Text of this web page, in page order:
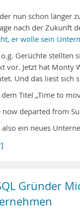
nun schon länger
nach der Zukunft
er wolle sein
o.g. Gerüchte stellten
vor. Jetzt hat Monty
Und das liest sich
Titel „Time to
now departed from
also ein neues
Gründer